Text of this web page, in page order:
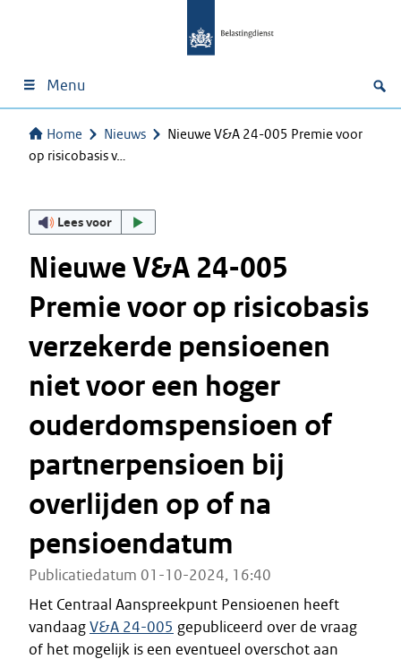
Menu
Home Nieuws
Nieuwe V&A 24-005 Premie voor
op risicobasis v…
Lees voor
Nieuwe V&A 24-005
Premie voor op risicobasis
verzekerde pensioenen
niet voor een hoger
ouderdomspensioen of
partnerpensioen bij
overlijden op of na
pensioendatum
Publicatiedatum 01-10-2024, 16:40
Het Centraal Aanspreekpunt Pensioenen heeft
vandaagV&A 24-005 gepubliceerd over de vraag
of het mogelijk is een eventueel overschot aan